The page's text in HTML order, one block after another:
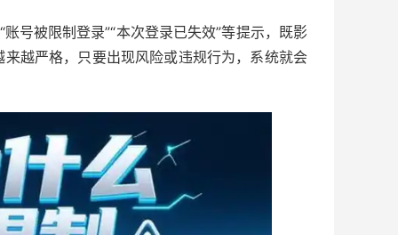
号被限制登录”“本次登录已失效”等提示，既影
越严格，只要出现风险或违规行为，系统就会